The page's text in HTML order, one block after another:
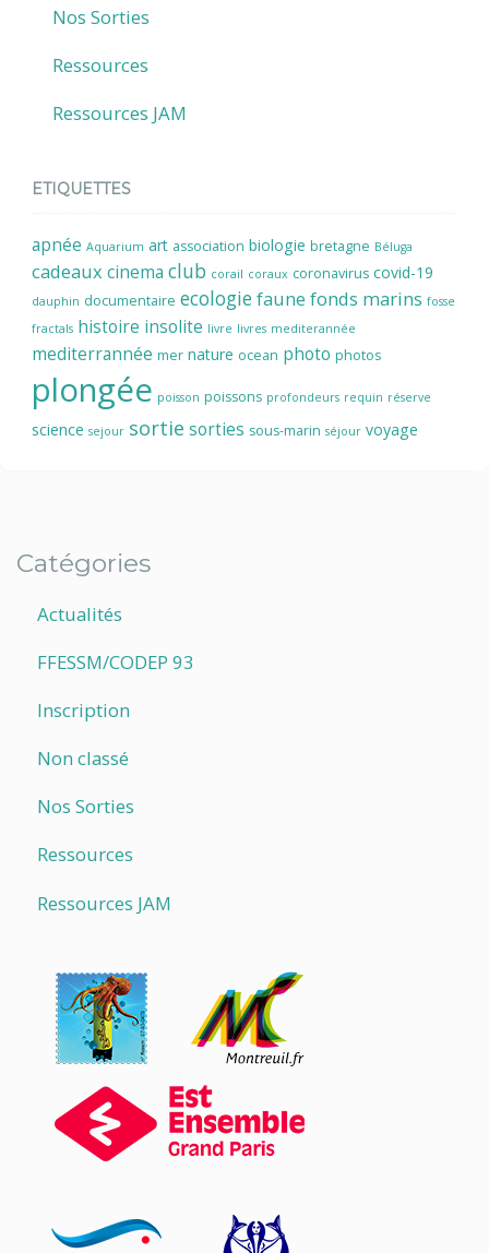
Nos Sorties
Ressources
Ressources JAM
ETIQUETTES
apnée Aquarium art association biologie bretagne Béluga
cadeaux cinema club corail coraux coronavirus covid-19
dauphin documentaire ecologiefaune fonds marins fosse
fractals histoire insolite livre livres mediterannée
mediterrannée mer nature ocean photo photos
plongée poisson poissons profondeurs requin réserve
science sejour sortie sorties sous-marin séjour voyage
Catégories
Actualités
FFESSM/CODEP 93
Inscription
Non classé
Nos Sorties
Ressources
Ressources JAM